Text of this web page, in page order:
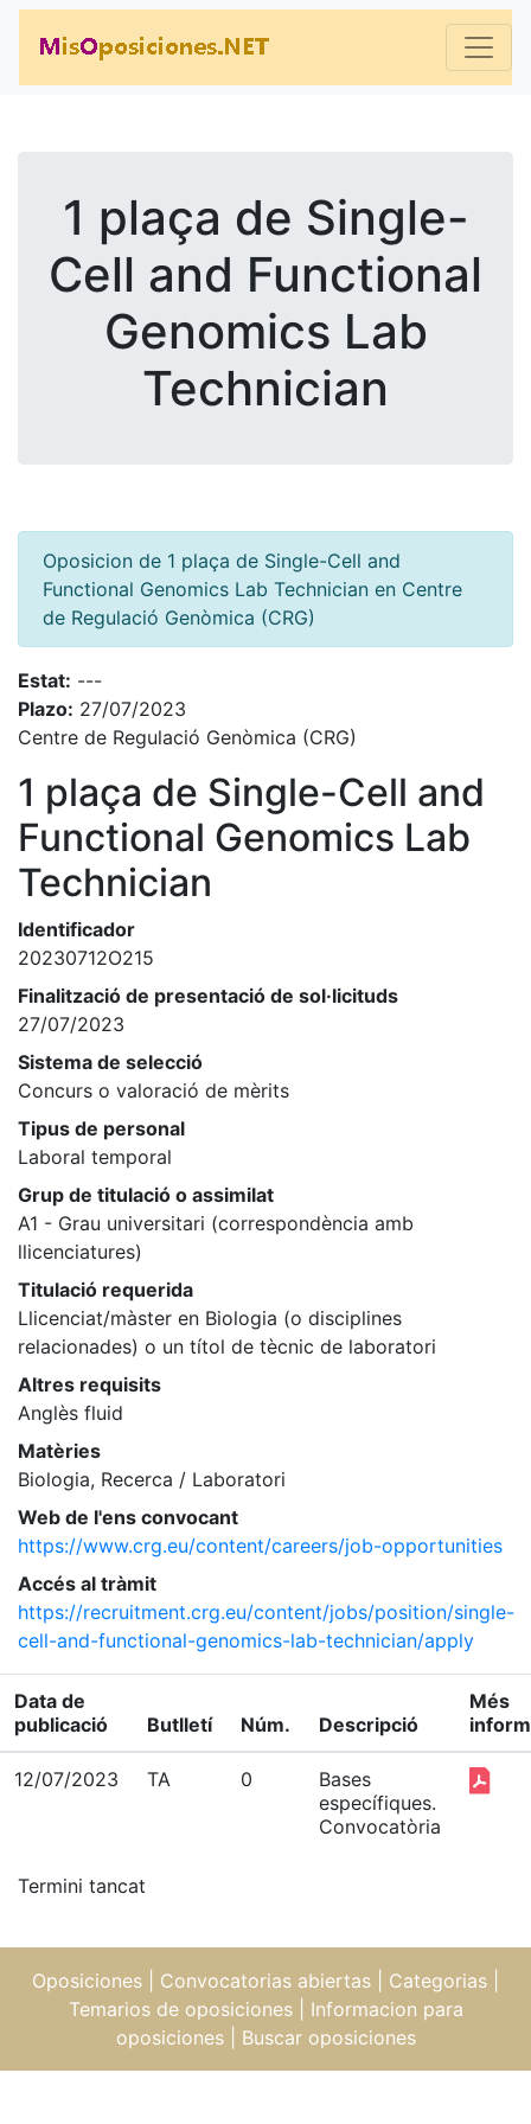
1 plaça de Single-
Cell and Functional
Genomics Lab
Technician
Oposicion de 1 plaça de Single-Cell and
Functional Genomics Lab Technician en Centre
de Regulació Genòmica (CRG)
Estat: ---
Plazo: 27/07/2023
Centre de Regulació Genòmica (CRG)
1 plaça de Single-Cell and
Functional Genomics Lab
Technician
Identificador
20230712O215
Finalització de presentació de sol·licituds
27/07/2023
Sistema de selecció
Concurs o valoració de mèrits
Tipus de personal
Laboral temporal
Grup de titulació o assimilat
A1 - Grau universitari (correspondència amb
llicenciatures)
Titulació requerida
Llicenciat/màster en Biologia (o disciplines
relacionades) o un títol de tècnic de laboratori
Altres requisits
Anglès fluid
Matèries
Biologia, Recerca / Laboratori
Web de l'ens convocant
https://www.crg.eu/content/careers/job-opportunities
Accés al tràmit
https://recruitment.crg.eu/content/jobs/position/single-
cell-and-functional-genomics-lab-technician/apply
Data de
publicació
Butlletí Núm. Descripció
Més
12/07/2023 TA 0
Bases
específiques.
Convocatòria
Termini tancat
Oposiciones Convocatorias abiertas Categorias
Temarios de oposiciones| Informacion para
oposiciones| Buscar oposiciones